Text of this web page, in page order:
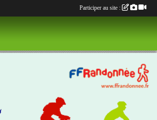
Participer au site :